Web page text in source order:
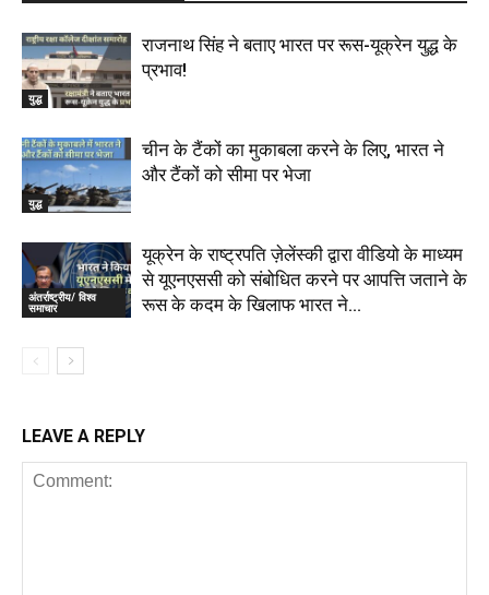
युद्ध
राजनाथ सिंह ने बताए भारत पर रूस-यूक्रेन युद्ध के
प्रभाव!
युद्ध
चीन के टैंकों का मुकाबला करने के लिए, भारत ने
और टैंकों को सीमा पर भेजा
अंतर्राष्ट्रीय/ विश्व
समाचार
यूक्रेन के राष्ट्रपति ज़ेलेंस्की द्वारा वीडियो के माध्यम
से यूएनएससी को संबोधित करने पर आपत्ति जताने के
रूस के कदम के खिलाफ भारत ने...
LEAVE A REPLY